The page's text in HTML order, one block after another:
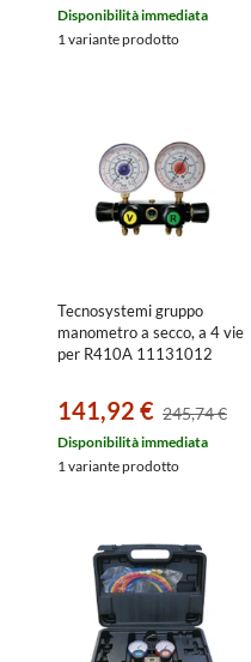
Disponibilità immediata
1 variante prodotto
Tecnosystemi gruppo
manometro a secco, a 4 vie
per R410A 11131012
141,92 € 245,74 €
Disponibilità immediata
1 variante prodotto